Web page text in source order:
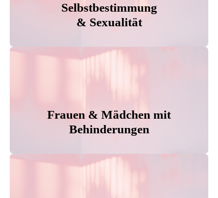
Selbstbestimmung
& Sexualität
Frauen & Mädchen mit
Behinderungen